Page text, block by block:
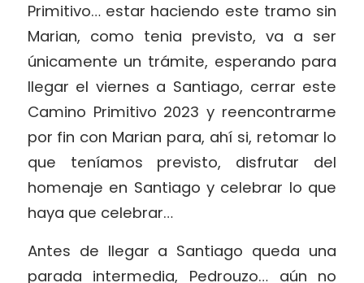
Primitivo… estar haciendo este tramo sin
Marian, como tenia previsto, va a ser
únicamente un trámite, esperando para
llegar el viernes a Santiago, cerrar este
Camino Primitivo 2023 y reencontrarme
por fin con Marian para, ahí si, retomar lo
que teníamos previsto, disfrutar del
homenaje en Santiago y celebrar lo que
haya que celebrar…
Antes de llegar a Santiago queda una
parada intermedia, Pedrouzo… aún no